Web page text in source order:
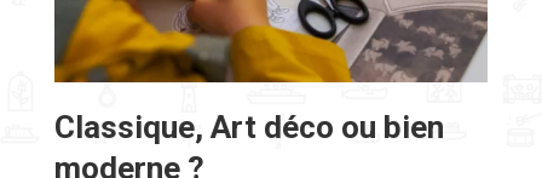
Classique, Art déco ou bien
moderne ?